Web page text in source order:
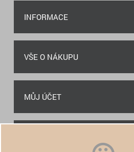
INFORMACE
VŠE O NÁKUPU
MŮJ ÚČET